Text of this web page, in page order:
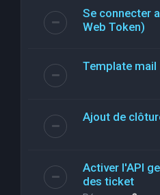
Se connecter
Web Token)
Template mail
Ajout de
Activer l'API
des ticket